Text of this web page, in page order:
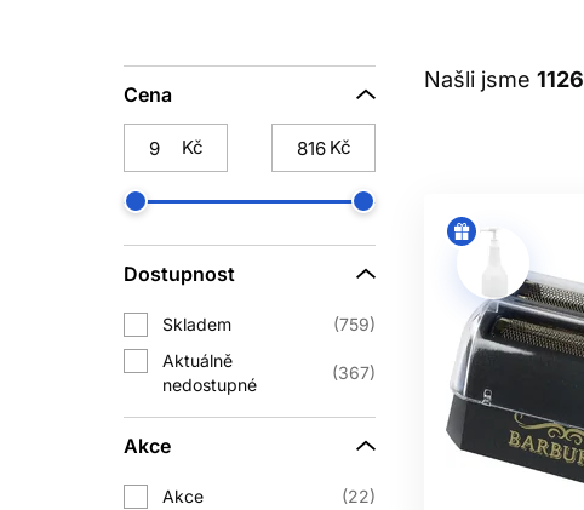
vám pomohou dosáhnout perfektního
zasloužíte. Vyberte si své nové
Cena
Kč Kč
Dostupnost
Skladem
759
Aktuálně
nedostupné
367
Akce
Akce 22
Našli jsme 1126